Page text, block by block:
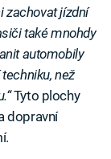
zachovat jízdní
také mnohdy
automobily
než
Tyto plochy
dopravní